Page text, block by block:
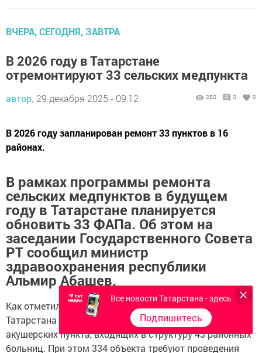
ВЧЕРА, СЕГОДНЯ, ЗАВТРА
В 2026 году в Татарстане
отремонтируют 33 сельских медпункта
автор, 29 декабря 2025 - 09:12 280 0 0
В 2026 году запланирован ремонт 33 пунктов в 16
районах.
В рамках программы ремонта
сельских медпунктов в будущем
году в Татарстане планируется
обновить 33 ФАПа. Об этом на
заседании Государственного Совета
РТ сообщил министр
здравоохранения республики
Альмир Абашев.
Как отметил министр, сегодня сельское население
Татарстана обслуживает 1663 фельдшерско-
акушерских пункта, входящих в структуру 43 районных
больниц. При этом 334 объекта требуют проведения
Все новости Татарстана - здесь
Подпишитесь